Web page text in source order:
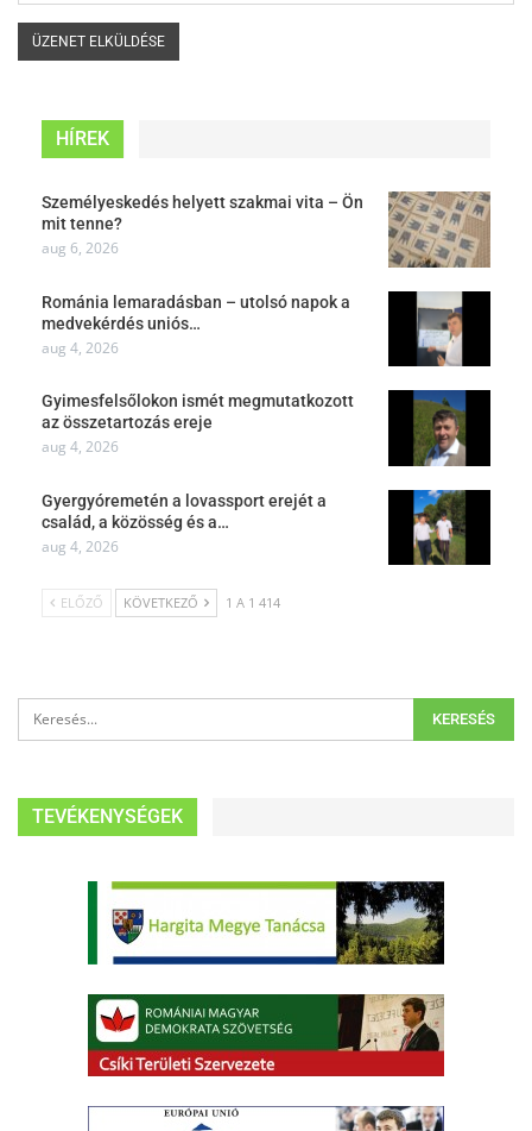
HÍREK
Személyeskedés helyett szakmai vita – Ön
mit tenne?
aug 6, 2026
Románia lemaradásban – utolsó napok a
medvekérdés uniós…
aug 4, 2026
Gyimesfelsőlokon ismét megmutatkozott
az összetartozás ereje
aug 4, 2026
Gyergyóremetén a lovassport erejét a
család, a közösség és a…
aug 4, 2026
ELŐZŐ KÖVETKEZŐ 1 A 1 414
TEVÉKENYSÉGEK